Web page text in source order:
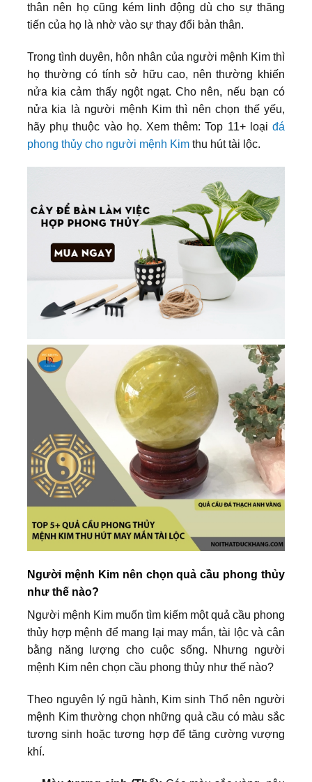
thân nên họ cũng kém linh động dù cho sự thăng
tiến của họ là nhờ vào sự thay đổi bản thân.
Trong tình duyên, hôn nhân của người mệnh Kim thì
họ thường có tính sở hữu cao, nên thường khiến
nửa kia cảm thấy ngột ngạt. Cho nên, nếu bạn có
nửa kia là người mệnh Kim thì nên chọn thế yếu,
hãy phụ thuộc vào họ. Xem thêm: Top 11+ loại đá
phong thủy cho người mệnh Kim thu hút tài lộc.
Người mệnh Kim nên chọn quả cầu phong thủy
như thế nào?
Người mệnh Kim muốn tìm kiếm một quả cầu phong
thủy hợp mệnh để mang lại may mắn, tài lộc và cân
bằng năng lượng cho cuộc sống. Nhưng người
mệnh Kim nên chọn cầu phong thủy như thế nào?
Theo nguyên lý ngũ hành, Kim sinh Thổ nên người
mệnh Kim thường chọn những quả cầu có màu sắc
tương sinh hoặc tương hợp để tăng cường vượng
khí.